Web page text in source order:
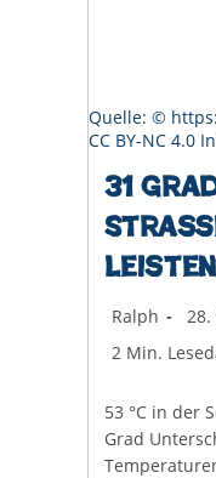
Quelle: ©
CC BY-NC 4.0
31
leisten
Beitrags-
Ralph
Lesedauer:
2 Min.
53 °C in der
Grad